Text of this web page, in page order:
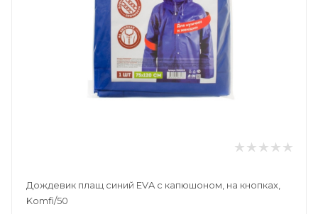
Дождевик плащ синий EVA с капюшоном, на кнопках,
Komfi/50